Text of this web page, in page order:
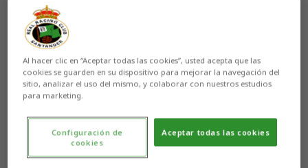
Al hacer clic en “Aceptar todas las cookies”, usted acepta que las
cookies se guarden en su dispositivo para mejorar la navegación del
sitio, analizar el uso del mismo, y colaborar con nuestros estudios
para marketing.
Aceptar todas las cookies
Configuración de
cookies